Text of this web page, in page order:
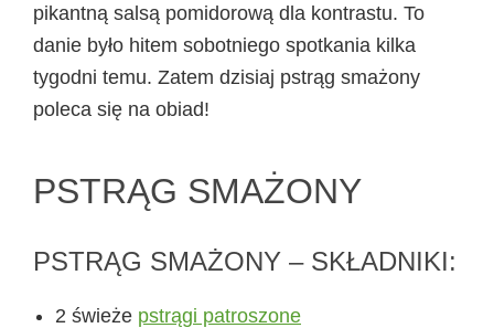
pikantną salsą pomidorową dla kontrastu. To
danie było hitem sobotniego spotkania kilka
tygodni temu. Zatem dzisiaj pstrąg smażony
poleca się na obiad!
PSTRĄG SMAŻONY
PSTRĄG SMAŻONY – SKŁADNIKI:
2 świeże pstrągi patroszone